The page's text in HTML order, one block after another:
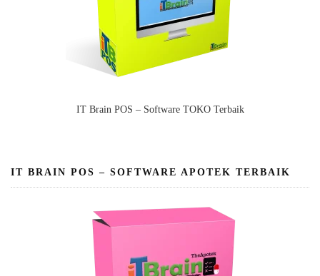
IT Brain POS – Software TOKO Terbaik
IT BRAIN POS – SOFTWARE APOTEK TERBAIK